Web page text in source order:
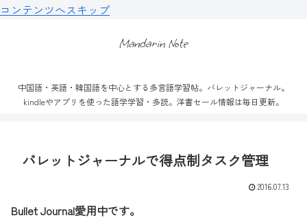
コンテンツへスキップ
Mandarin Note
中国語・英語・韓国語を中心とする多言語学習帖。バレットジャーナル。
kindleやアプリを使った語学学習・多読。洋書セール情報は毎日更新。
バレットジャーナルで得点制タスク管理
2016.07.13
Bullet Journal愛用中です。